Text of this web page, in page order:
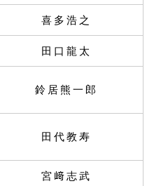
喜多浩之
田口龍太
鈴居熊一郎
田代教寿
宮﨑志武